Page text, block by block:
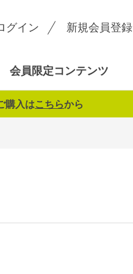
グイン 新規会員登録
会員限定コンテンツ
購入はこちらから